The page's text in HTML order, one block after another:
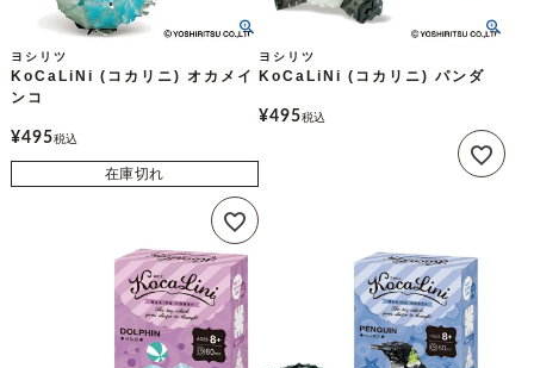
ヨシリツ
KoCaLiNi (コカリニ) オカメイ
ンコ
¥495税込
在庫切れ
ヨシリツ
KoCaLiNi (コカリニ) パンダ
¥495税込